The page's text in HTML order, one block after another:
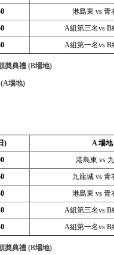
港島東 vs 青
A組第三名vs B
A組第一名vs B
奬典禮 (B場地)
場地)
) A場地
港島東 vs
九龍城 vs 青
港島東 vs 青
A組第三名vs B
A組第一名vs B
奬典禮 (B場地)